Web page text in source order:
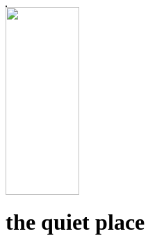
the quiet